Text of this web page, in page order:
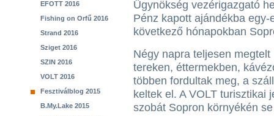
EFOTT 2016
Fishing on Orfű 2016
Strand 2016
Sziget 2016
SZIN 2016
VOLT 2016
Fesztiválblog 2015
B.My.Lake 2015
Ügynökség vezérigazgató
Pénz kapott ajándékba
következő hónapokban
Négy napra teljesen
tereken, éttermekben,
többen fordultak meg, a
keltek el. A VOLT turisztikai
szobát Sopron környékén